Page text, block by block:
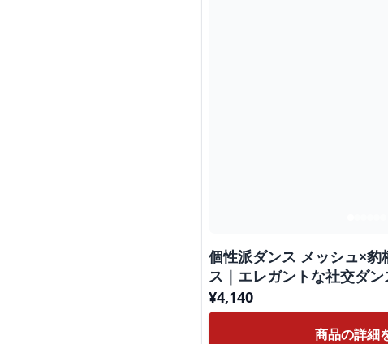
個性派ダンス メッシュ×豹
ス｜エレガントな社交ダ
の優雅さを取り入れ
¥4,140
商品の詳細